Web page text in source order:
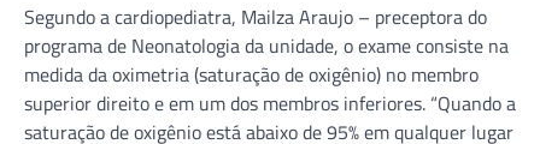
Segundo a cardiopediatra, Mailza Araujo – preceptora do
programa de Neonatologia da unidade, o exame consiste na
medida da oximetria (saturação de oxigênio) no membro
superior direito e em um dos membros inferiores. “Quando a
saturação de oxigênio está abaixo de 95% em qualquer lugar